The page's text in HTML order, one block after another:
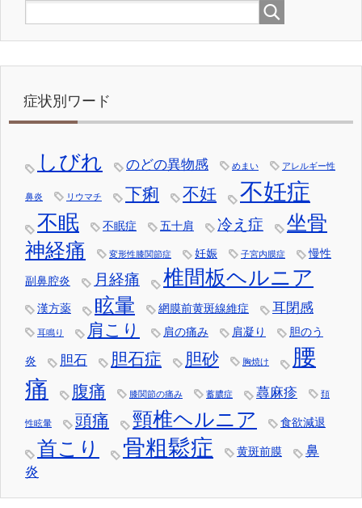
症状別ワード
しびれ のどの異物感 めまい アレルギー性
鼻炎 リウマチ 下痢 不妊 不妊症
不眠 不眠症 五十肩 冷え症
坐骨
神経痛
変形性膝関節症 妊娠 子宮内膜症 慢性
副鼻腔炎 月経痛 椎間板ヘルニア
漢方薬 眩暈 網膜前黄斑線維症 耳閉感
耳鳴り 肩こり 肩の痛み 肩凝り 胆のう
炎 胆石 胆石症 胆砂 胸焼け
腰
痛
腹痛 膝関節の痛み 蓄膿症 蕁麻疹 頚
性眩暈 頭痛 頸椎ヘルニア 食欲減退
首こり 骨粗鬆症 黄斑前膜
鼻
炎